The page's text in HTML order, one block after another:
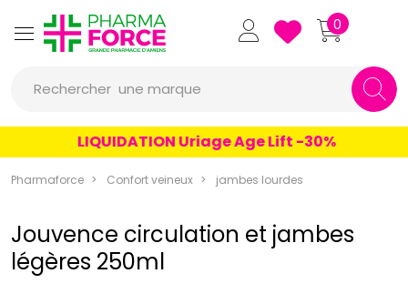
Pharmaforce Grande Pharmacie
0
Rechercher une marque
un conseil
un produit
LIQUIDATION Uriage Age Lift -30%
Pharmaforce Confort veineux jambes lourdes
Jouvence circulation et jambes
légères 250ml